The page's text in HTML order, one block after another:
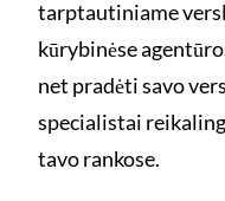
tarptautiniame
kūrybinėse
net pradėti savo
specialistai
tavo rankose.